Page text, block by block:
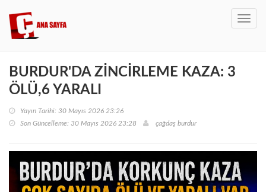
BURDUR'DA ZİNCİRLEME KAZA: 3
ÖLÜ,6 YARALI
Yayın Tarihi: 30 Mayıs 2026 23:26
Son Güncelleme: 30 Mayıs 2026 23:28
çağdaş burdur